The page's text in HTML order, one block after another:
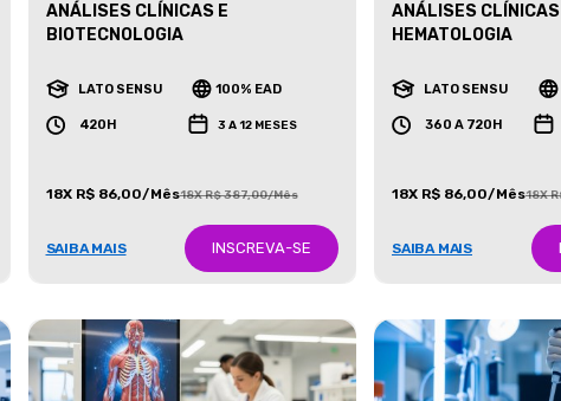
ANÁLISES CLÍNICAS E
BIOTECNOLOGIA
LATO SENSU 100% EAD
420H 3 A 12 MESES
18X R$ 86,00/Mês18X R$ 387,00/Mês
SAIBA MAIS INSCREVA-SE
ANÁLISES CLÍNICAS
HEMATOLOGIA
LATO SENSU
360 A 720H
18X R$ 86,00/Mês18X
SAIBA MAIS